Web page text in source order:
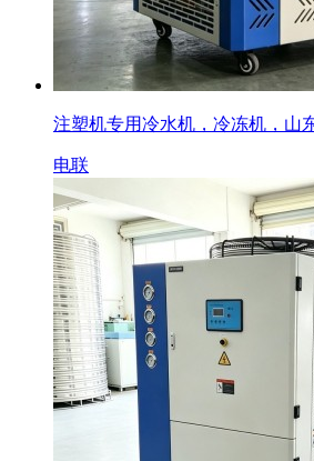
注塑机专用冷水机，冷冻机，山
电联